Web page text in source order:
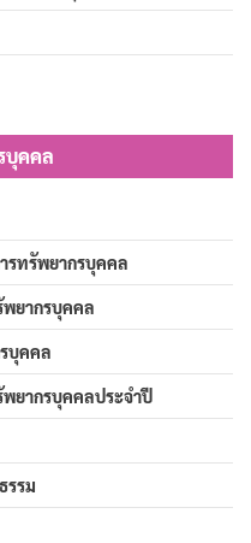
บุคคล
รทรัพยากรบุคคล
ยากรบุคคล
บุคคล
ยากรบุคคลประจำปี
รรม